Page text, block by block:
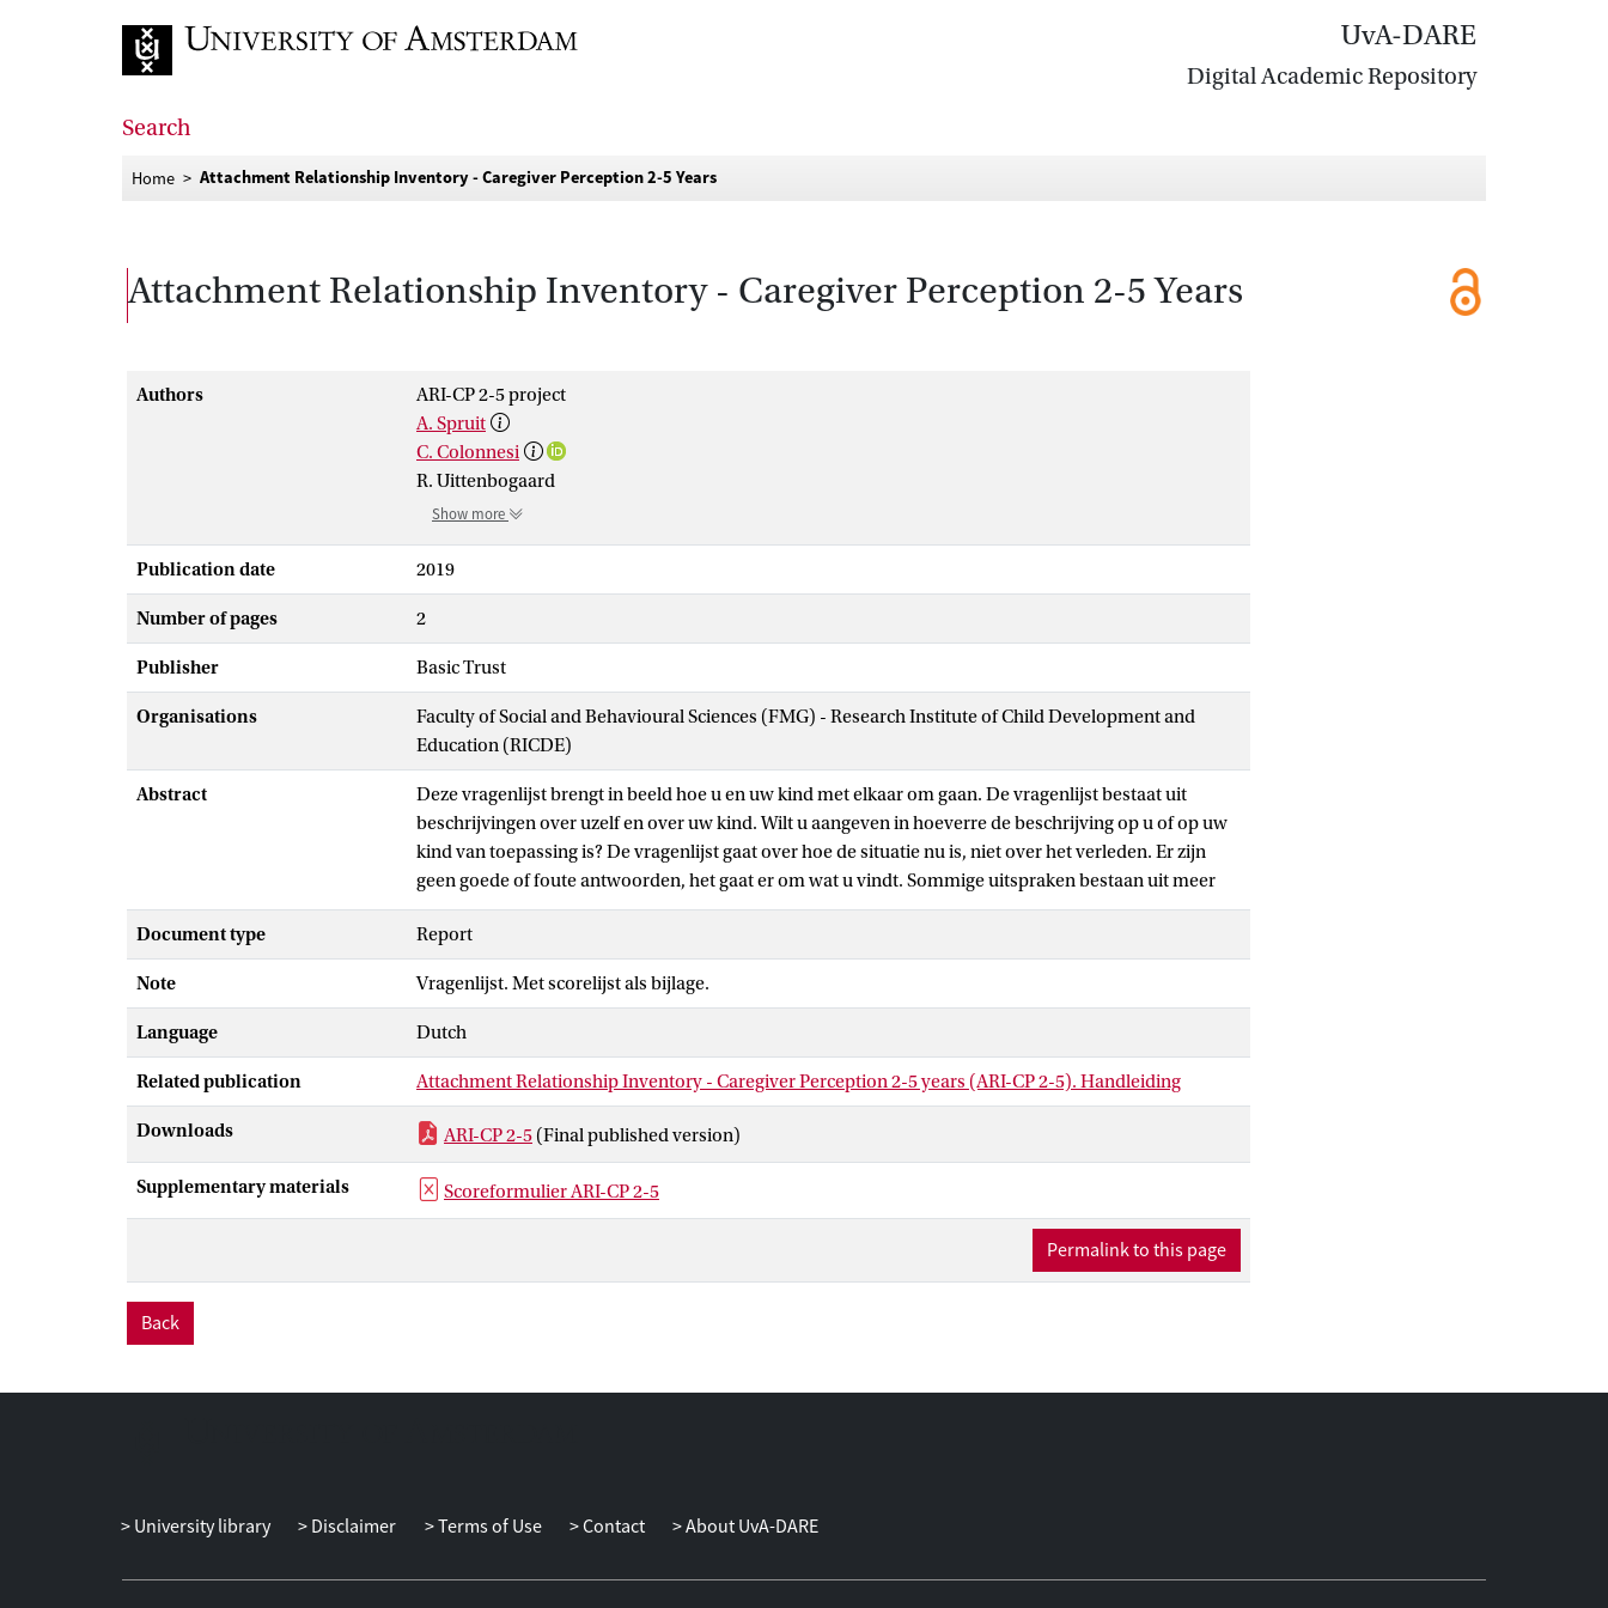
UvA-DARE
Digital Academic Repository
Search
Home Attachment Relationship Inventory - Caregiver Perception 2-5 Years
Attachment Relationship Inventory - Caregiver Perception 2-5 Years
Authors
ARI-CP 2-5 project
A. Spruit
C. Colonnesi
R. Uittenbogaard
Show more
Publication date 2019
Number of pages 2
Publisher Basic Trust
Organisations
Faculty of Social and Behavioural Sciences (FMG) - Research Institute of Child Development and
Education (RICDE)
Abstract
Deze vragenlijst brengt in beeld hoe u en uw kind met elkaar om gaan. De vragenlijst bestaat uit
beschrijvingen over uzelf en over uw kind. Wilt u aangeven in hoeverre de beschrijving op u of op uw
kind van toepassing is? De vragenlijst gaat over hoe de situatie nu is, niet over het verleden. Er zijn
geen goede of foute antwoorden, het gaat er om wat u vindt. Sommige uitspraken bestaan uit meer
dan één zin. Probeer uw antwoord te baseren op de gehele uitspraak. U kunt het beste zoveel mogelijk
op uw eerste indruk afgaan. Probeert u geen vragen over te slaan. Mocht u een vraag moeilijk vinden,
probeer dan toch een keuze te maken uit een van de antwoordopties.
Document type Report
Note Vragenlijst. Met scorelijst als bijlage.
Language Dutch
Related publication Attachment Relationship Inventory - Caregiver Perception 2-5 years (ARI-CP 2-5). Handleiding
Downloads ARI-CP 2-5 (Final published version)
Supplementary materials Scoreformulier ARI-CP 2-5
Permalink to this page
Back
University library Disclaimer Terms of Use Contact About UvA-DARE